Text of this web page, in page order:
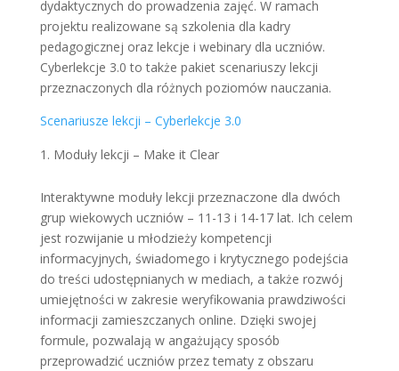
dydaktycznych do prowadzenia zajęć. W ramach
projektu realizowane są szkolenia dla kadry
pedagogicznej oraz lekcje i webinary dla uczniów.
Cyberlekcje 3.0 to także pakiet scenariuszy lekcji
przeznaczonych dla różnych poziomów nauczania.
Scenariusze lekcji – Cyberlekcje 3.0
Moduły lekcji – Make it Clear
Interaktywne moduły lekcji przeznaczone dla dwóch
grup wiekowych uczniów – 11-13 i 14-17 lat. Ich celem
jest rozwijanie u młodzieży kompetencji
informacyjnych, świadomego i krytycznego podejścia
do treści udostępnianych w mediach, a także rozwój
umiejętności w zakresie weryfikowania prawdziwości
informacji zamieszczanych online. Dzięki swojej
formule, pozwalają w angażujący sposób
przeprowadzić uczniów przez tematy z obszaru